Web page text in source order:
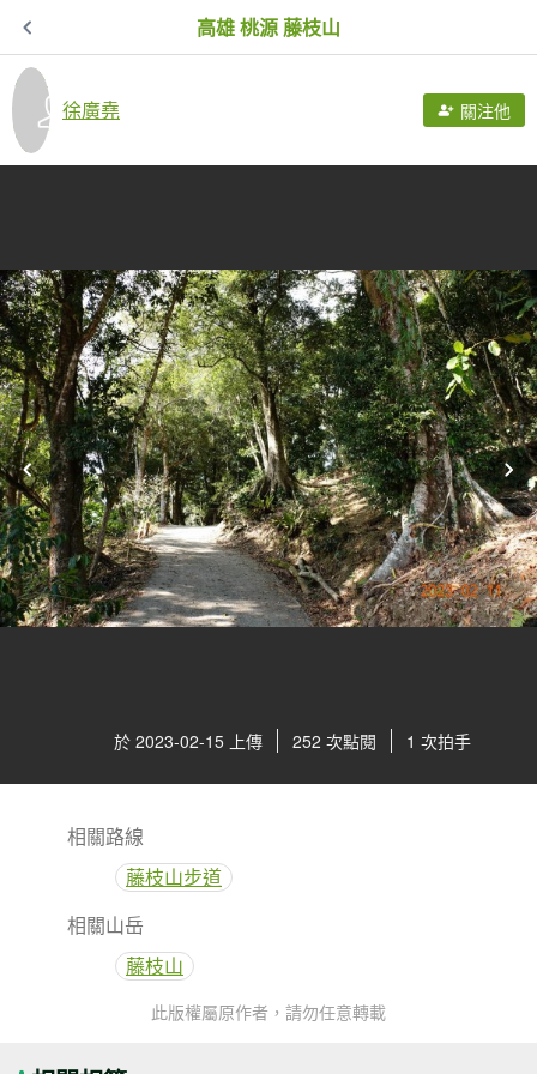
高雄 桃源 藤枝山
徐廣堯 關注他
於 2023-02-15 上傳 252 次點閱 1 次拍手
相關路線
藤枝山步道
相關山岳
藤枝山
此版權屬原作者，請勿任意轉載